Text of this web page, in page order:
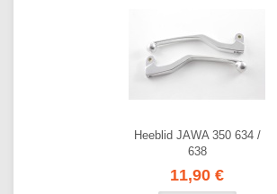
Heeblid JAWA 350 634 /
638
11,90 €